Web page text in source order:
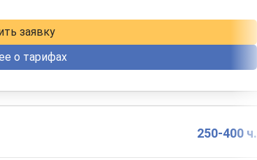
заявку
о тарифах
250-400 ч.